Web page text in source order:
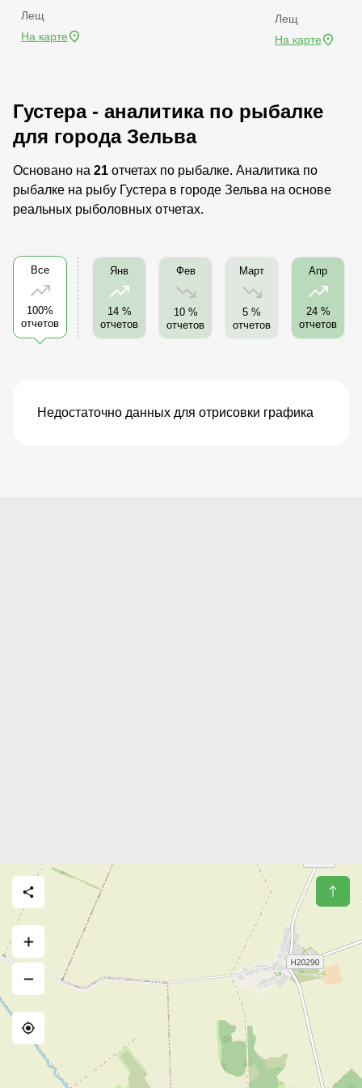
Лещ
На карте
Лещ
На карте
Густера - аналитика по рыбалке
для города Зельва
Основано на 21 отчетах по рыбалке. Аналитика по
рыбалке на рыбу Густера в городе Зельва на основе
реальных рыболовных отчетах.
Все
100%
отчетов
Янв
14 %
отчетов
Фев
10 %
отчетов
Март
5 %
отчетов
Апр
24 %
отчетов
Недостаточно данных для отрисовки графика